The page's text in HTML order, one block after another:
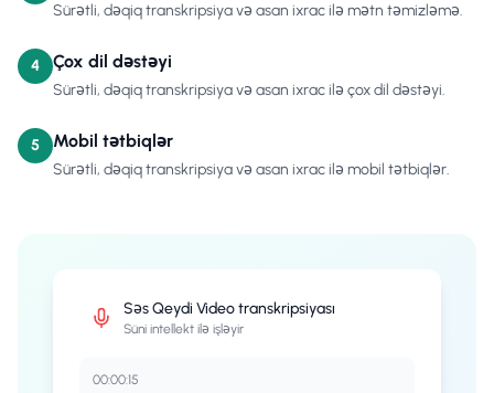
Sürətli, dəqiq transkripsiya və asan ixrac ilə mətn təmizləmə.
4 Çox dil dəstəyi
Sürətli, dəqiq transkripsiya və asan ixrac ilə çox dil dəstəyi.
5 Mobil tətbiqlər
Sürətli, dəqiq transkripsiya və asan ixrac ilə mobil tətbiqlər.
Səs Qeydi Video transkripsiyası
Süni intellekt ilə işləyir
00:00:15